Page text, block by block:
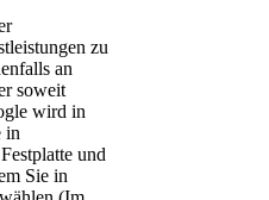
zu
an
soweit
wird in
in
und
Sie in